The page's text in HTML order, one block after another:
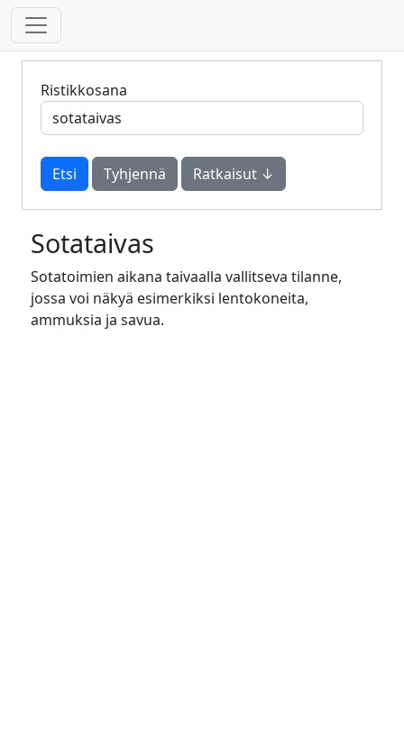
Ristikkosana
Tyhjennä Ratkaisut ↓
Sotataivas
Sotatoimien aikana taivaalla vallitseva tilanne,
jossa voi näkyä esimerkiksi lentokoneita,
ammuksia ja savua.